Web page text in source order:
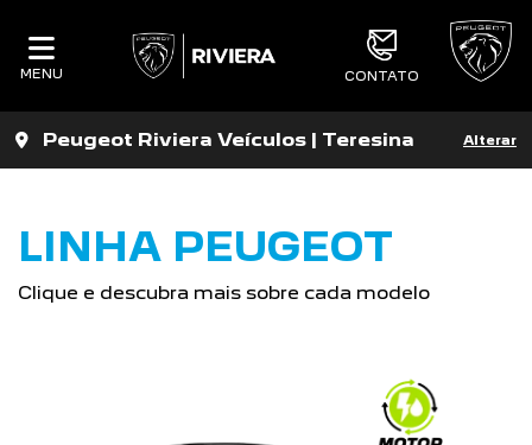
MENU CONTATO
Peugeot Riviera Veículos | Teresina Alterar
LINHA PEUGEOT
Clique e descubra mais sobre cada modelo